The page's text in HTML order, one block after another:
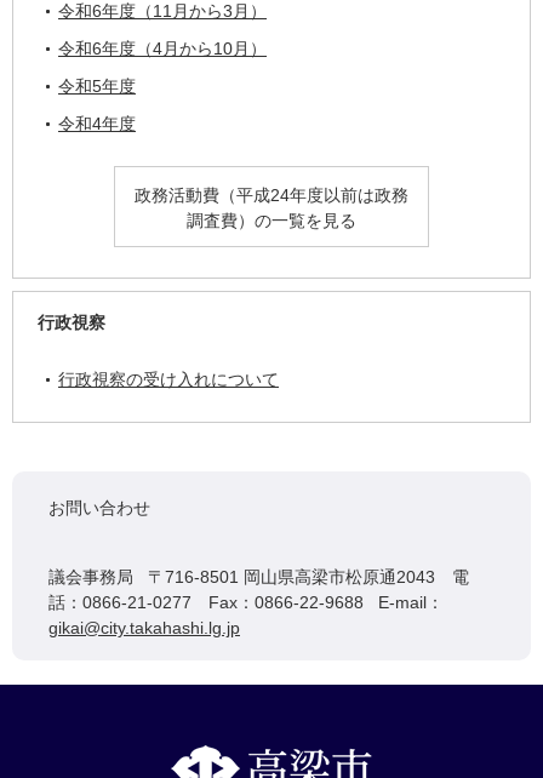
令和6年度（11月から3月）
令和6年度（4月から10月）
令和5年度
令和4年度
政務活動費（平成24年度以前は政務
調査費）の一覧を見る
行政視察
行政視察の受け入れについて
お問い合わせ
議会事務局 〒716-8501 岡山県高梁市松原通2043 電
話：0866-21-0277 Fax：0866-22-9688 E-mail：
gikai@city.takahashi.lg.jp